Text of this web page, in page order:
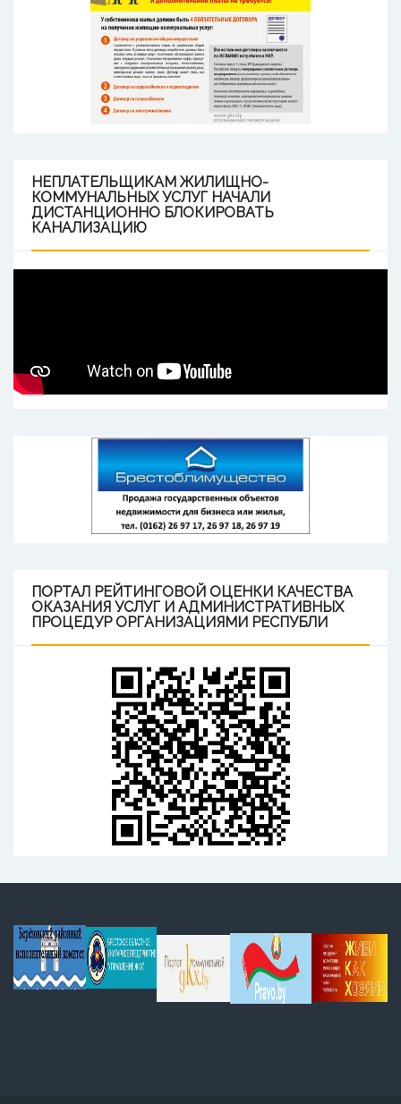
НЕПЛАТЕЛЬЩИКАМ ЖИЛИЩНО-
КОММУНАЛЬНЫХ УСЛУГ НАЧАЛИ
ДИСТАНЦИОННО БЛОКИРОВАТЬ
КАНАЛИЗАЦИЮ
ПОРТАЛ РЕЙТИНГОВОЙ ОЦЕНКИ КАЧЕСТВА
ОКАЗАНИЯ УСЛУГ И АДМИНИСТРАТИВНЫХ
ПРОЦЕДУР ОРГАНИЗАЦИЯМИ РЕСПУБЛИ